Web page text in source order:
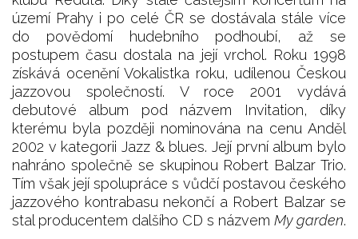
území Prahy i po celé ČR se dostávala stále více
do povědomí hudebního podhoubí, až se
postupem času dostala na její vrchol. Roku 1998
získává ocenění Vokalistka roku, udílenou Českou
jazzovou společností. V roce 2001 vydává
debutové album pod názvem Invitation, díky
kterému byla později nominována na cenu Anděl
2002 v kategorii Jazz & blues. Její první album bylo
nahráno společně se skupinou Robert Balzar Trio.
Tím však její spolupráce s vůdčí postavou českého
jazzového kontrabasu nekončí a Robert Balzar se
stal producentem dalšího CD s názvem My garden.